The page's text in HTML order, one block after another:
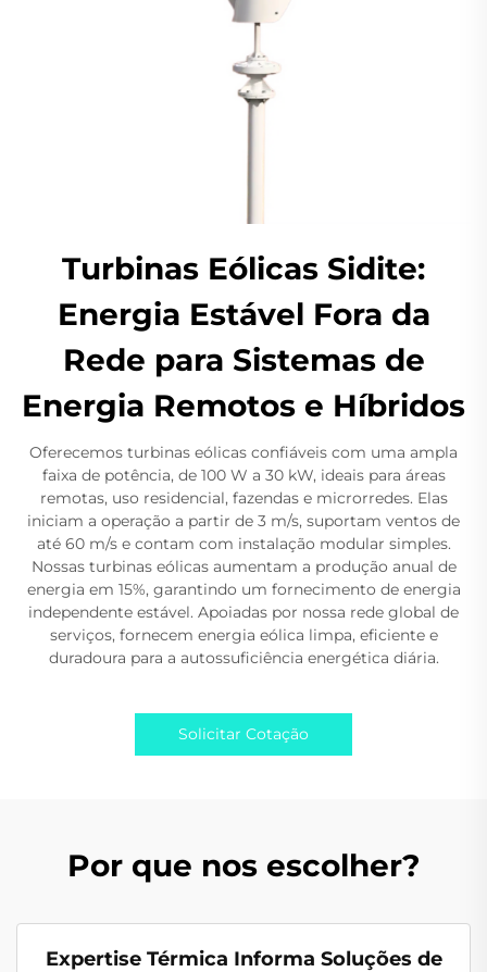
Turbinas Eólicas Sidite:
Energia Estável Fora da
Rede para Sistemas de
Energia Remotos e Híbridos
Oferecemos turbinas eólicas confiáveis com uma ampla
faixa de potência, de 100 W a 30 kW, ideais para áreas
remotas, uso residencial, fazendas e microrredes. Elas
iniciam a operação a partir de 3 m/s, suportam ventos de
até 60 m/s e contam com instalação modular simples.
Nossas turbinas eólicas aumentam a produção anual de
energia em 15%, garantindo um fornecimento de energia
independente estável. Apoiadas por nossa rede global de
serviços, fornecem energia eólica limpa, eficiente e
duradoura para a autossuficiência energética diária.
Solicitar Cotação
Por que nos escolher?
Expertise Térmica Informa Soluções de